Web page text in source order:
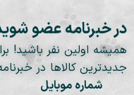
در خبرنامه عضو
همیشه اولین نفر باشید!
جدیدترین کالاها در
شماره موبایل